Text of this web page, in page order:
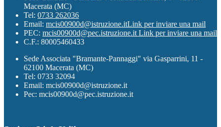
Macerata (MC)
Tel: 0733 262036
Email: mcis00900d@istruzione.itLink per inviare una mail
PEC: mcis00900d@pec.istruzione.it Link per inviare una mail
C.F.: 80005460433
Sede Associata "Bramante-Pannaggi" via Gasparrini, 11 -
62100 Macerata (MC)
Tel: 0733 32094
Email: mcis00900d@istruzione.it
Pec: mcis00900d@pec.istruzione.it